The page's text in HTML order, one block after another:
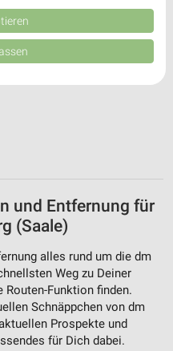
und Entfernung für
(Saale)
alles rund um die dm
Weg zu Deiner
Funktion finden.
Schnäppchen von dm
Prospekte und
für Dich dabei.
Quellen. Entwicklung und
reduzierter Daten zur Auswahl
Union weitergegeben und in die
Auswahl von